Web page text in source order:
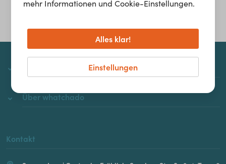
Über whatchado
Kontakt
mehr Informationen und Cookie-Einstellungen.
Einstellungen
Alles klar!